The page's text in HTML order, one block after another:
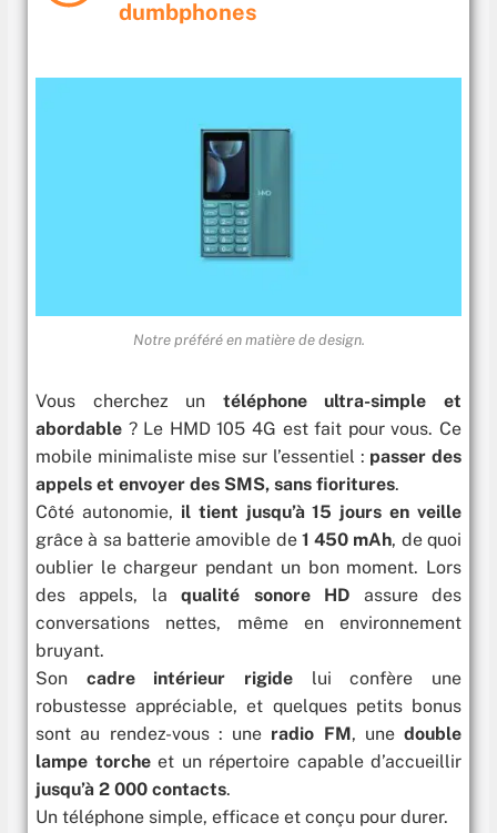
dumbphones
Notre préféré en matière de design.
Vous cherchez un téléphone ultra-simple et
abordable ? Le HMD 105 4G est fait pour vous. Ce
mobile minimaliste mise sur l’essentiel : passer des
appels et envoyer des SMS, sans fioritures.
Côté autonomie, il tient jusqu’à 15 jours en veille
grâce à sa batterie amovible de 1 450 mAh, de quoi
oublier le chargeur pendant un bon moment. Lors
des appels, laqualité sonore HD assure des
conversations nettes, même en environnement
bruyant.
Son cadre intérieur rigide lui confère une
robustesse appréciable, et quelques petits bonus
sont au rendez-vous : une radio FM, unedouble
lampe torcheet un répertoire capable d’accueillir
jusqu’à 2 000 contacts.
Un téléphone simple, efficace et conçu pour durer.